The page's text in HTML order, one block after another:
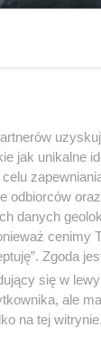
jak unikalne
danych
cenimy
Zgoda
się w
ale
na tej witrynie.